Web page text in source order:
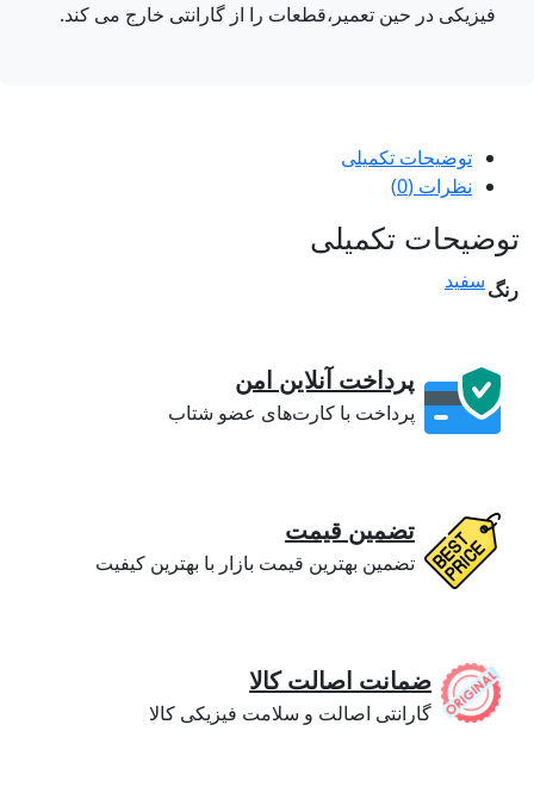
فیزیکی در حین تعمیر،قطعات را از گارانتی خارج می کند.
توضیحات تکمیلی
نظرات (0)
تکمیلی
سفید
پرداخت آنلاین امن
پرداخت با کارت‌های عضو شتاب
تضمین قیمت
تضمین بهترین قیمت بازار با بهترین کیفیت
ضمانت اصالت کالا
گارانتی اصالت و سلامت فیزیکی کالا